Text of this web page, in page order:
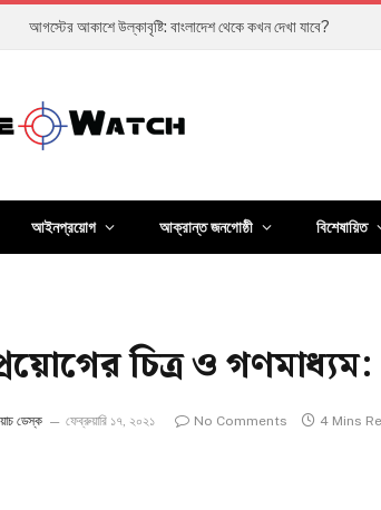
অর্থনীতি ঘুরে দাঁড়ানোর দাবি, কিন্তু সাধারণ মানুষের জীবন কতটা বদলেছে?
আইনপ্রয়োগ আক্রান্ত জনগোষ্ঠী বিশেষায়িত
চিত্র ও গণমাধ্যম:
ডেস্ক ফেব্রুয়ারি ১৭, ২০২১ No Comments 4 Mins